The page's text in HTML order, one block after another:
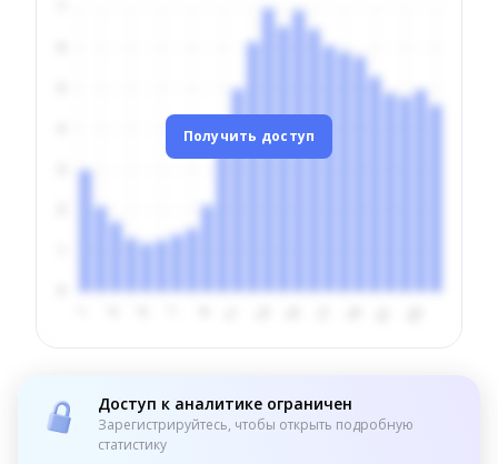
Получить доступ
Доступ к аналитике ограничен
Зарегистрируйтесь, чтобы открыть подробную
статистику